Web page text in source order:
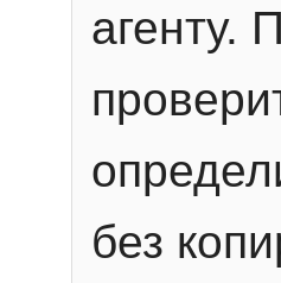
агенту.
без